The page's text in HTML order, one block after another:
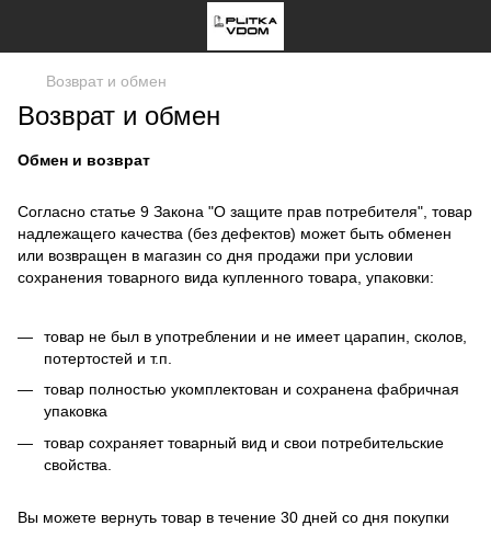
Возврат и обмен
Возврат и обмен
Обмен и возврат
Согласно статье 9 Закона "О защите прав потребителя", товар
надлежащего качества (без дефектов) может быть обменен
или возвращен в магазин со дня продажи при условии
сохранения товарного вида купленного товара, упаковки:
товар не был в употреблении и не имеет царапин, сколов,
потертостей и т.п.
товар полностью укомплектован и сохранена фабричная
упаковка
товар сохраняет товарный вид и свои потребительские
свойства.
Вы можете вернуть товар в течение 30 дней со дня покупки